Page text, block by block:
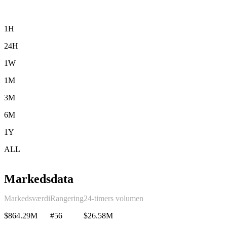
1H
24H
1W
1M
3M
6M
1Y
ALL
Markedsdata
Markedsværdi
$864.29M
Rangering
#56
24-timers volumen
$26.58M